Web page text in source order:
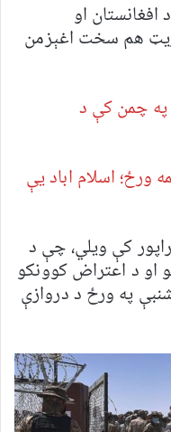
او
هم سخت اغېزمن
په چمن کې د
۳۵ دېرشمه ورځ؛ اسلام اباد یې
کې ویلي، چې د
او د اعتراض کوونکو
په ورځ د دروازې